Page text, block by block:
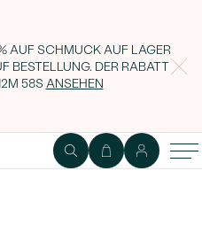
AUF SCHMUCK AUF LAGER
BESTELLUNG. DER RABATT
57S ANSEHEN